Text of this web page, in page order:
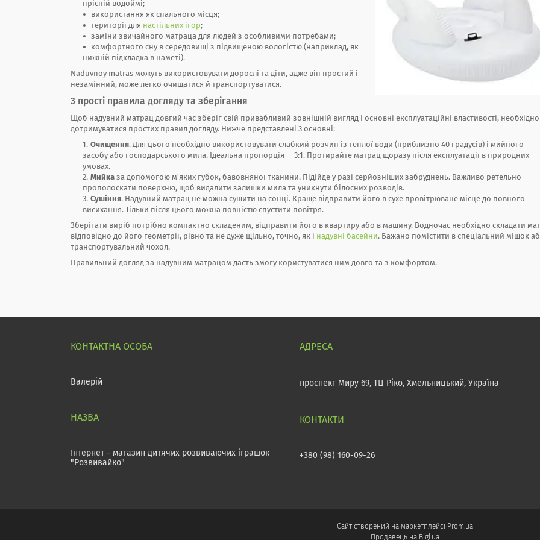
прісній водоймі;
використання як спального місця;
території для настільних ігор;
заміни звичайного матраца для людей з особливими потребами;
комфортного сну в середовищі з підвищеною вологістю (наприклад, як
нижній підкладка в наметі).
Naduvnoy matras можуть використовувати дорослі та діти, адже він простий і
незамінний, може легко очищатися й транспортуватися.
3 прості правила догляду та зберігання
Щоб надувний матрац довгий час зберіг свій привабливий зовнішній вигляд і основні експлуатаційні властивості, необхідно
дотримуватися простих правил догляду. Нижче представлені 3 основні:
Очищення. Для цього необхідно використовувати слабкий розчин із теплої води (приблизно 40 градусів) і мийного
засобу або господарського мила. Ідеальна пропорція — 3:1. Протирайте матрац щоразу після експлуатації в природних
умовах.
Мийка за допомогою м'яких губок, бавовняної тканини. Підійде у разі серйозніших забруднень. Важливо ретельно
прополоскати поверхню, щоб видалити залишки мила та уникнути білосних розводів.
Сушіння. Надувний матрац не можна сушити на сонці. Краще відправити його в сухе провітрюване місце до повного
висихання. Тільки після цього можна повністю спустити повітря.
Зберігати виріб потрібно компактно складеним, відправити його в квартиру або в машину. Водночас необхідно складати
відповідно до його геометрії, рівно та не дуже щільно, точно, як і надувні басейни. Бажано помістити в спеціальний мішок
транспортувальний чохол.
Правильний догляд за надувним матрацом дасть змогу користуватися ним довго та з комфортом.
Валерій
Інтернет - магазин дитячих розвиваючих іграшок
"Розвивайко"
проспект Миру 69, ТЦ Ріко, Хмельницький, Україна
+380 (98) 160-09-26
Сайт створений на маркетплейсі Prom.ua
Продавець на Bigl.ua